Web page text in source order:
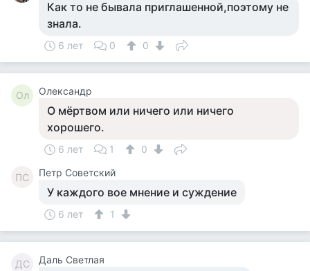
Как то не бывала приглашенной,поэтому не
знала.
6 лет 0 0
Ол Олександр
О мёртвом или ничего или ничего
хорошего.
6 лет 1 0
ПС Петр Советский
У каждого вое мнение и суждение
6 лет 1
ДС Даль Светлая